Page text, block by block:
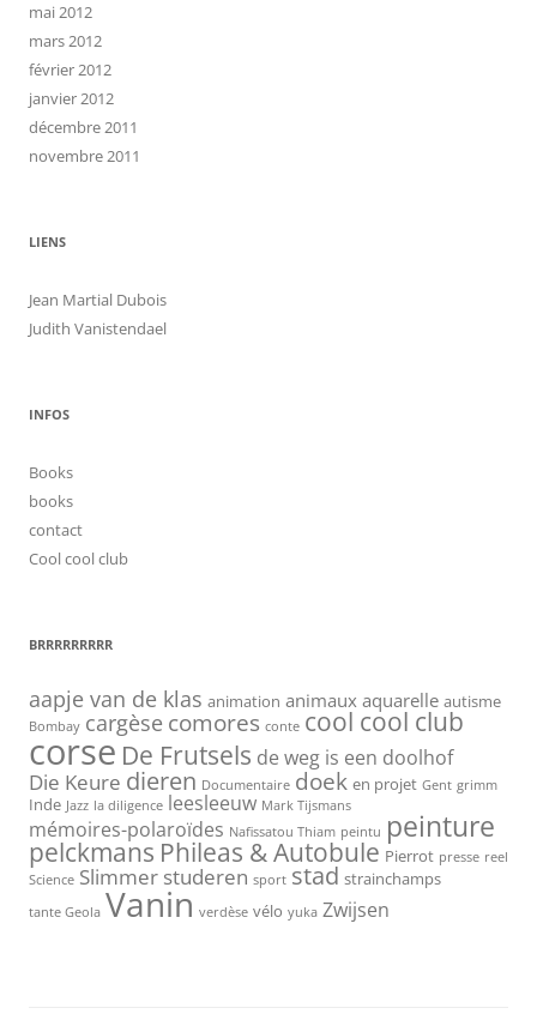
mai 2012
mars 2012
février 2012
janvier 2012
décembre 2011
novembre 2011
LIENS
Jean Martial Dubois
Judith Vanistendael
INFOS
Books
books
contact
Cool cool club
BRRRRRRRRR
aapje van de klas animation animaux aquarelle autisme
Bombay cargèse comores conte cool cool club
corse De Frutsels de weg is een doolhof
Die Keure dieren Documentaire doek en projet Gent grimm
Inde Jazz la diligence leesleeuw Mark Tijsmans
mémoires-polaroïdes Nafissatou Thiam peintu peinture
pelckmans Phileas & Autobule Pierrot presse reel
Science Slimmer studeren sport stad strainchamps
tante Geola Vanin verdèse vélo yuka Zwijsen